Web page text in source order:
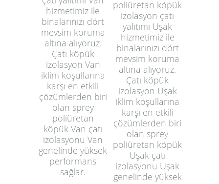
hizmetimiz ile
binalarınızı dört
mevsim koruma
altına alıyoruz.
Çatı köpük
izolasyon Van
iklim koşullarına
karşı en etkili
çözümlerden biri
olan sprey
poliüretan
köpük Van çatı
izolasyonu Van
genelinde yüksek
performans
sağlar.
poliüretan köpük
izolasyon çatı
yalıtımı Uşak
hizmetimiz ile
binalarınızı dört
mevsim koruma
altına alıyoruz.
Çatı köpük
izolasyon Uşak
iklim koşullarına
karşı en etkili
çözümlerden biri
olan sprey
poliüretan köpük
Uşak çatı
izolasyonu Uşak
genelinde yüksek